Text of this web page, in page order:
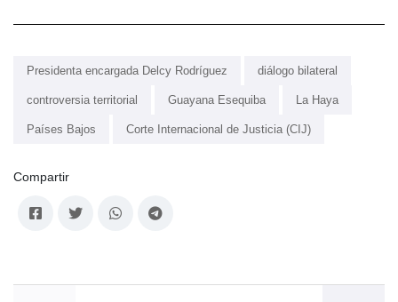
Presidenta encargada Delcy Rodríguez diálogo bilateral
controversia territorial Guayana Esequiba La Haya
Países Bajos Corte Internacional de Justicia (CIJ)
Compartir